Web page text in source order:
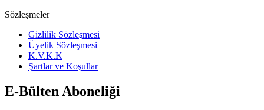
Sözleşmeler
Gizlilik Sözleşmesi
Üyelik Sözleşmesi
K.V.K.K
Şartlar ve Koşullar
E-Bülten Aboneliği